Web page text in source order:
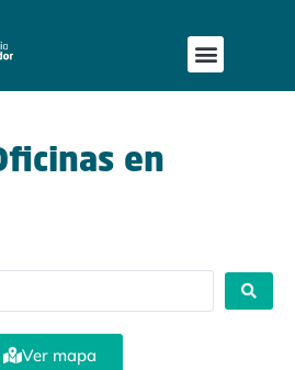
en
Ver mapa